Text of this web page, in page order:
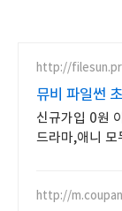
http://
뮤비 파일썬
보기!
신규가입 0원
드라마,애니
http://